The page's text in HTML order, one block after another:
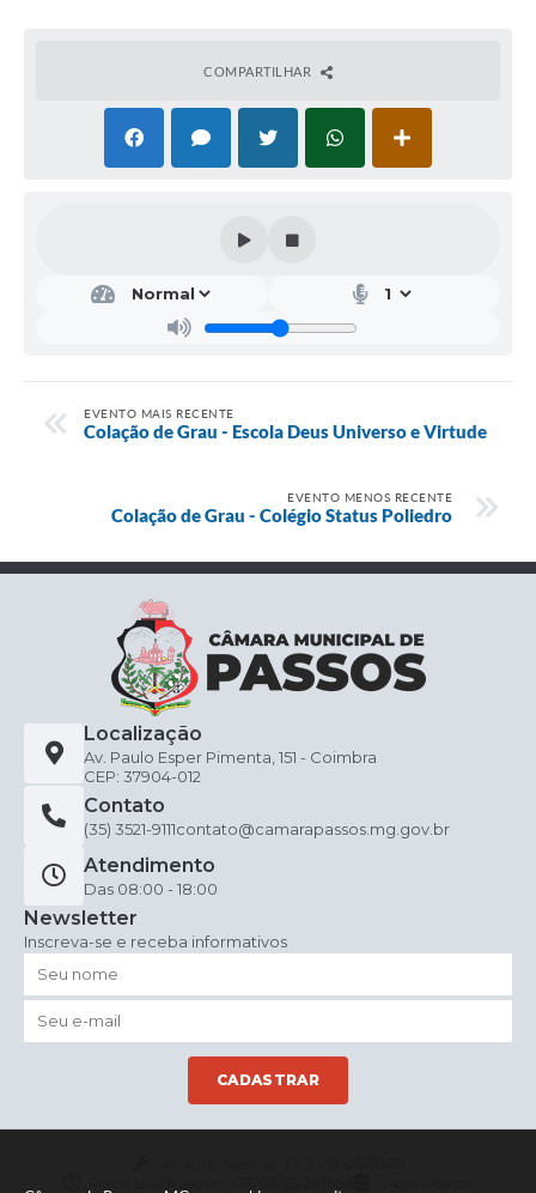
COMPARTILHAR
EVENTO MAIS RECENTE
Colação de Grau - Escola Deus Universo e Virtude
EVENTO MENOS RECENTE
Colação de Grau - Colégio Status Poliedro
Localização
Av. Paulo Esper Pimenta, 151 - Coimbra
CEP: 37904-012
Contato
(35) 3521-9111contato@camarapassos.mg.gov.br
Atendimento
Das 08:00 - 18:00
Newsletter
Inscreva-se e receba informativos
CADASTRAR